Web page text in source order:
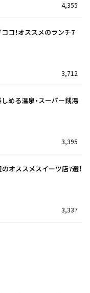
4,355
コ！オススメのランチ7
3,712
める温泉・スーパー銭湯
3,395
のオススメスイーツ店7選！
3,337